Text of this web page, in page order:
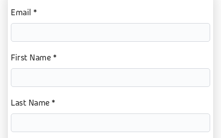
Email *
First Name *
Last Name *